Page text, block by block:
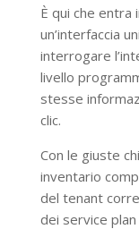
È qui che entra
un’interfaccia
interrogare
livello
stesse
clic.
Con le giuste
inventario
del tenant
dei service